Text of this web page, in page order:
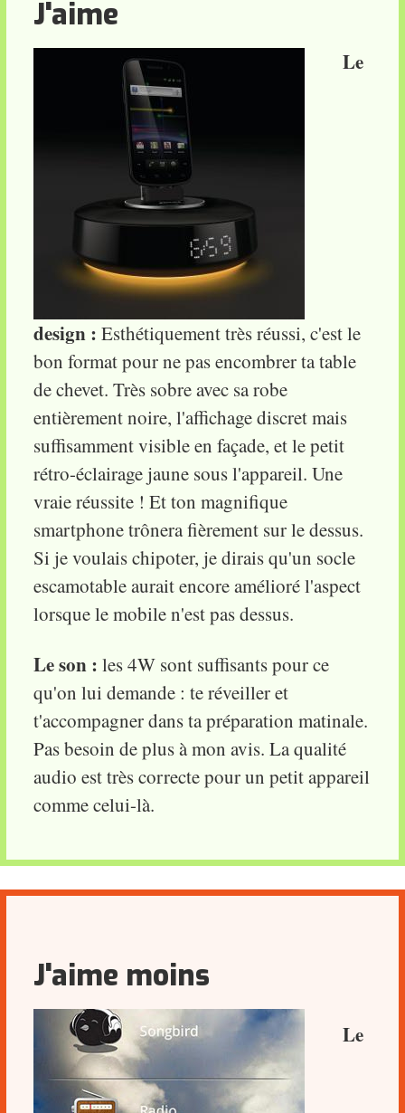
J'aime
Le
design : Esthétiquement très réussi, c'est le
bon format pour ne pas encombrer ta table
de chevet. Très sobre avec sa robe
entièrement noire, l'affichage discret mais
suffisamment visible en façade, et le petit
rétro-éclairage jaune sous l'appareil. Une
vraie réussite ! Et ton magnifique
smartphone trônera fièrement sur le dessus.
Si je voulais chipoter, je dirais qu'un socle
escamotable aurait encore amélioré l'aspect
lorsque le mobile n'est pas dessus.
Le son : les 4W sont suffisants pour ce
qu'on lui demande : te réveiller et
t'accompagner dans ta préparation matinale.
Pas besoin de plus à mon avis. La qualité
audio est très correcte pour un petit appareil
comme celui-là.
J'aime moins
Le